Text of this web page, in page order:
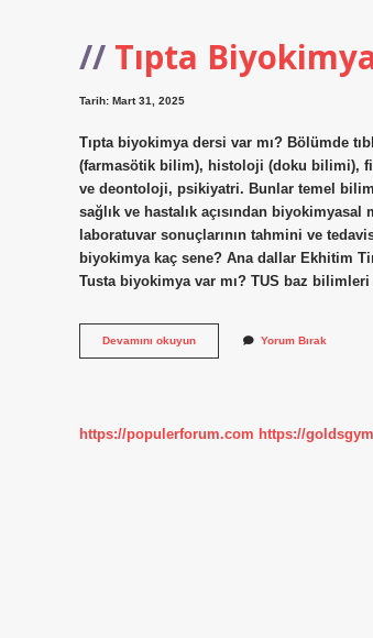
Tıpta
Tarih: Mart 31, 2025
Tıpta biyokimya dersi var mı? Bölümde
(farmasötik bilim), histoloji (doku bilimi),
ve deontoloji, psikiyatri. Bunlar temel
sağlık ve hastalık açısından
laboratuvar sonuçlarının tahmini ve
biyokimya kaç sene? Ana dallar Ekhitim
Tusta biyokimya var mı? TUS baz
Devamını okuyunTıpta
Biyokimya
Yorum Bırak
https://populerforum.com https://